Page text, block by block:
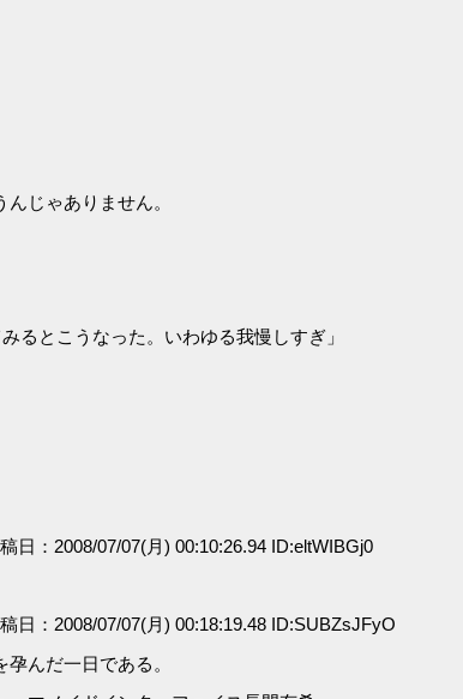
じゃありません。
るとこうなった。いわゆる我慢しすぎ」
日：2008/07/07(月) 00:10:26.94 ID:eltWIBGj0
日：2008/07/07(月) 00:18:19.48 ID:SUBZsJFyO
んだ一日である。